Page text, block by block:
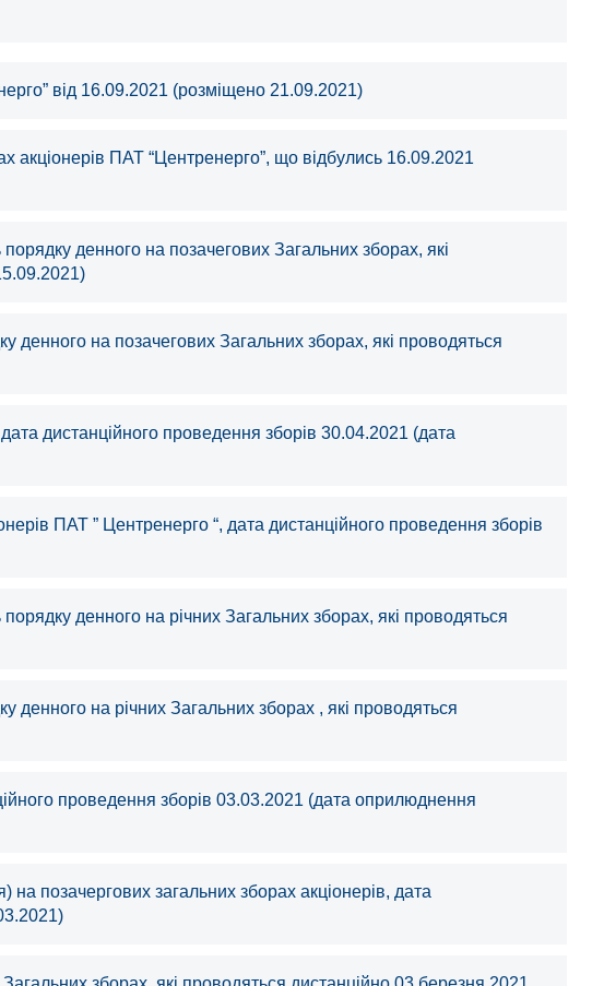
від 16.09.2021 (розміщено 21.09.2021)
акціонерів ПАТ “Центренерго”, що відбулись 16.09.2021
денного на позачегових Загальних зборах, які
денного на позачегових Загальних зборах, які проводяться
дистанційного проведення зборів 30.04.2021 (дата
ПАТ ” Центренерго “, дата дистанційного проведення зборів
денного на річних Загальних зборах, які проводяться
на річних Загальних зборах , які проводяться
проведення зборів 03.03.2021 (дата оприлюднення
позачергових загальних зборах акціонерів, дата